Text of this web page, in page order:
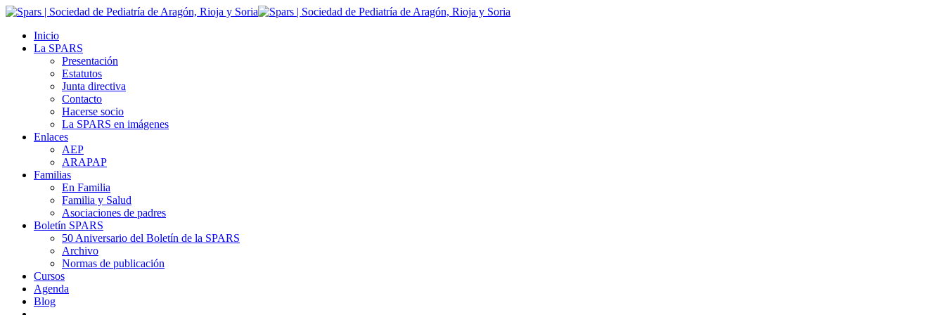
Inicio
La SPARS
Presentación
Estatutos
Junta directiva
Contacto
Hacerse socio
La SPARS en imágenes
Enlaces
AEP
ARAPAP
Familias
En Familia
Familia y Salud
Asociaciones de padres
Boletín SPARS
50 Aniversario del Boletín de la SPARS
Archivo
Normas de publicación
Cursos
Agenda
Blog